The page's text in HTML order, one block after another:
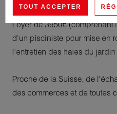
Loyer de 3950€ (comprenant
d'un pisciniste pour mise en
l'entretien des haies du
Proche de la Suisse, de
des commerces et de toutes
TOUT ACCEPTER